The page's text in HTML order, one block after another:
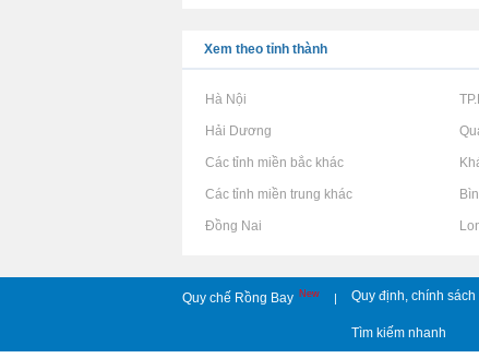
Xem theo tỉnh thành
Rao vặt tại Hà Nội Rao vặt tại
Rao vặt tại Hải Dương Rao vặt tại
Rao vặt tại Các tỉnh miền bắc khác Rao vặt tại
Rao vặt tại Các tỉnh miền trung khác Rao vặt tại
Rao vặt tại Đồng Nai Rao vặt tại
Quy chế Rồng Bay New | Quy định, chính sách
Tìm kiếm nhanh